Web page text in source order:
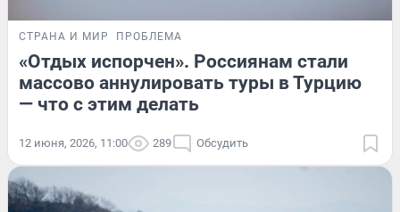
СТРАНА И МИР ПРОБЛЕМА
«Отдых испорчен». Россиянам стали
массово аннулировать туры в Турцию
— что с этим делать
12 июня, 2026, 11:00 289 Обсудить